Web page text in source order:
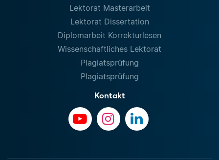
Lektorat Masterarbeit
Lektorat Dissertation
Diplomarbeit Korrekturlesen
Wissenschaftliches Lektorat
Plagiatsprüfung
Plagiatsprüfung
Kontakt